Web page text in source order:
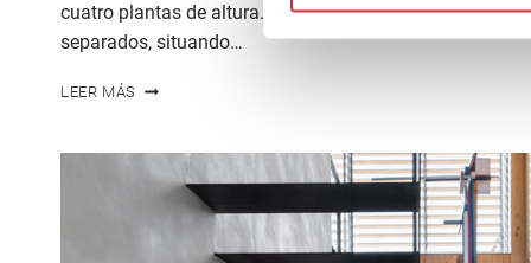
cuatro plantas de altura. La distribución original
separados, situando…
LEER MÁS CASA